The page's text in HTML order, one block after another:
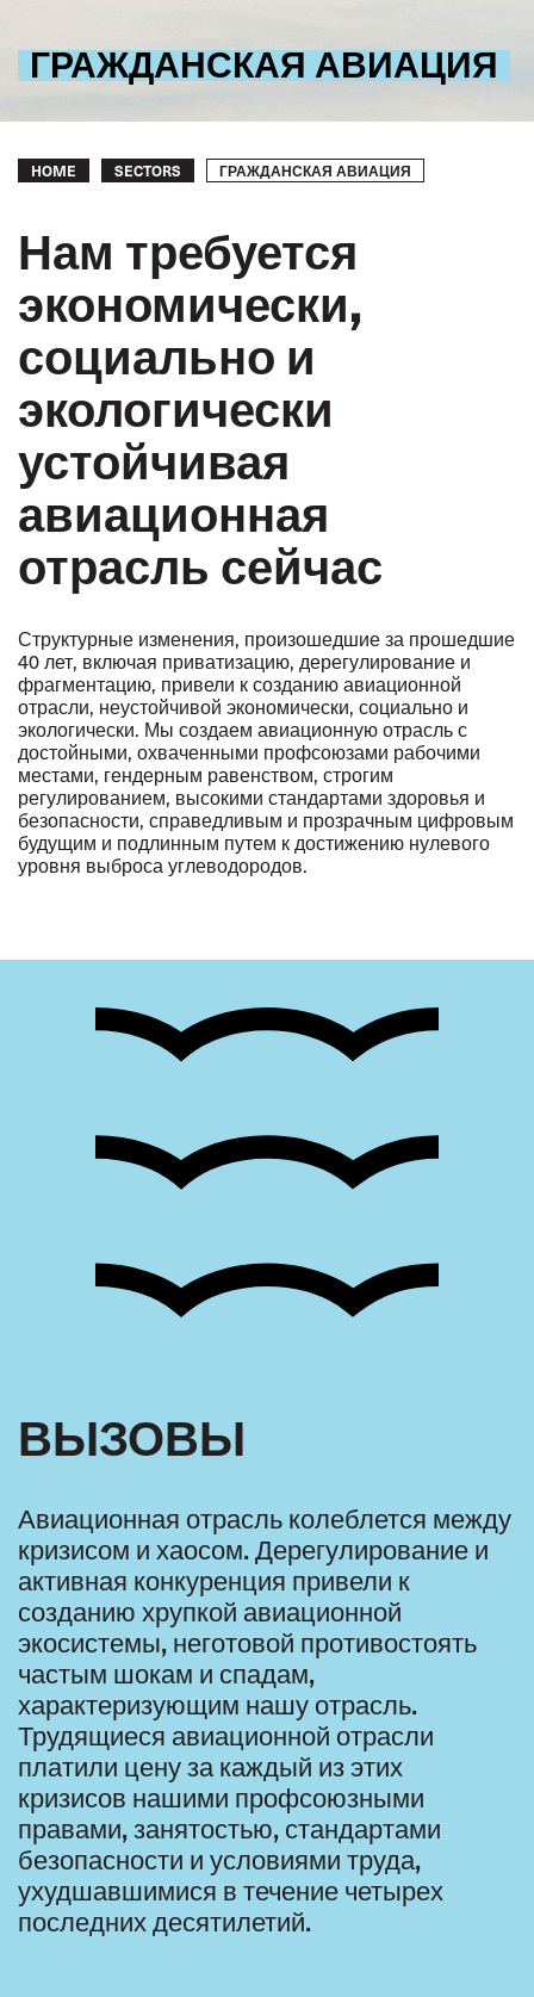
ГРАЖДАНСКАЯ АВИАЦИЯ
Breadcrumb
HOME SECTORS ГРАЖДАНСКАЯ АВИАЦИЯ
Нам требуется
экономически,
социально и
экологически
устойчивая
авиационная
отрасль сейчас
Структурные изменения, произошедшие за прошедшие
40 лет, включая приватизацию, дерегулирование и
фрагментацию, привели к созданию авиационной
отрасли, неустойчивой экономически, социально и
экологически. Мы создаем авиационную отрасль с
достойными, охваченными профсоюзами рабочими
местами, гендерным равенством, строгим
регулированием, высокими стандартами здоровья и
безопасности, справедливым и прозрачным цифровым
будущим и подлинным путем к достижению нулевого
уровня выброса углеводородов.
ВЫЗОВЫ
Авиационная отрасль колеблется между
кризисом и хаосом. Дерегулирование и
активная конкуренция привели к
созданию хрупкой авиационной
экосистемы, неготовой противостоять
частым шокам и спадам,
характеризующим нашу отрасль.
Трудящиеся авиационной отрасли
платили цену за каждый из этих
кризисов нашими профсоюзными
правами, занятостью, стандартами
безопасности и условиями труда,
ухудшавшимися в течение четырех
последних десятилетий.